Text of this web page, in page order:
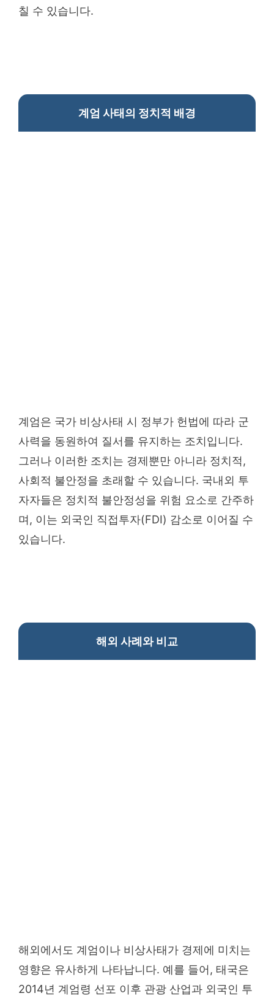
칠 수 있습니다.
계엄 사태의 정치적 배경
계엄은 국가 비상사태 시 정부가 헌법에 따라 군
사력을 동원하여 질서를 유지하는 조치입니다.
그러나 이러한 조치는 경제뿐만 아니라 정치적,
사회적 불안정을 초래할 수 있습니다. 국내외 투
자자들은 정치적 불안정성을 위험 요소로 간주하
며, 이는 외국인 직접투자(FDI) 감소로 이어질 수
있습니다.
해외 사례와 비교
해외에서도 계엄이나 비상사태가 경제에 미치는
영향은 유사하게 나타납니다. 예를 들어, 태국은
2014년 계엄령 선포 이후 관광 산업과 외국인 투